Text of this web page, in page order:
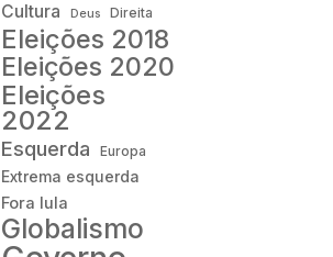
Cultura Deus Direita
Eleições 2018
Eleições 2020
Eleições
2022
Esquerda Europa
Extrema esquerda
Fora lula
Globalismo